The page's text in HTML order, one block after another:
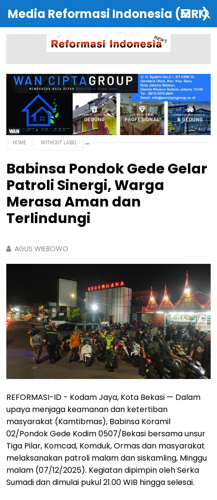
Media Reformasi Indonesia (MRI)
HOME WITHOUT LABEL
Babinsa Pondok Gede Gelar
Patroli Sinergi, Warga
Merasa Aman dan
Terlindungi
AGUS WIEBOWO
REFORMASI-ID - Kodam Jaya, Kota Bekasi — Dalam
upaya menjaga keamanan dan ketertiban
masyarakat (Kamtibmas), Babinsa Koramil
02/Pondok Gede Kodim 0507/Bekasi bersama unsur
Tiga Pilar, Komcad, Komduk, Ormas dan masyarakat
melaksanakan patroli malam dan siskamling, Minggu
malam (07/12/2025). Kegiatan dipimpin oleh Serka
Sumadi dan dimulai pukul 21.00 WIB hingga selesai.